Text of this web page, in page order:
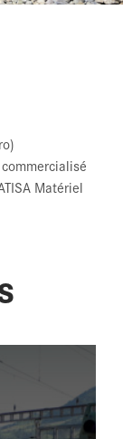
Matériel